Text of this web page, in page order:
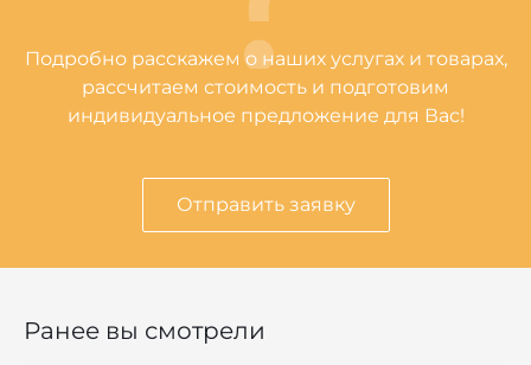
Подробно расскажем о наших услугах и товарах,
рассчитаем стоимость и подготовим
индивидуальное предложение для Вас!
Отправить заявку
Ранее вы смотрели